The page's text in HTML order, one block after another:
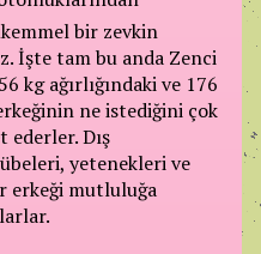
bir zevkin
İşte tam bu anda Zenci
kg ağırlığındaki ve 176
ne istediğini çok
ederler. Dış
yetenekleri ve
erkeği mutluluğa